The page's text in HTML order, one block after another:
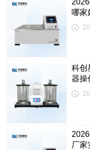
哪家
科创
器操
厂家